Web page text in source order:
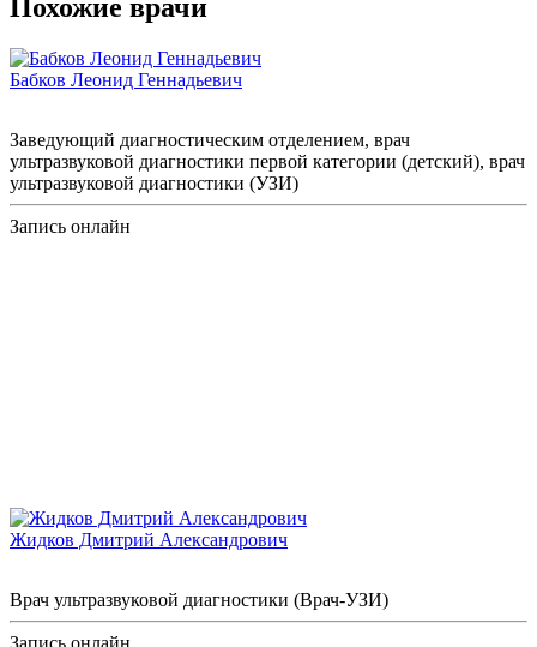
Похожие врачи
Бабков Леонид Геннадьевич
Заведующий диагностическим отделением, врач
ультразвуковой диагностики первой категории (детский), врач
ультразвуковой диагностики (УЗИ)
Запись онлайн
Жидков Дмитрий Александрович
Врач ультразвуковой диагностики (Врач-УЗИ)
Запись онлайн